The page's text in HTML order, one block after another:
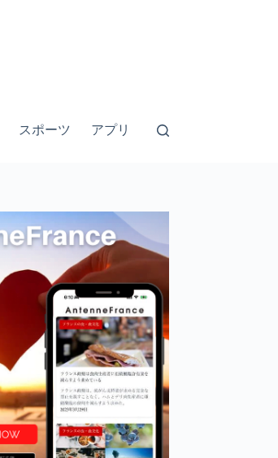
スポーツ アプリ